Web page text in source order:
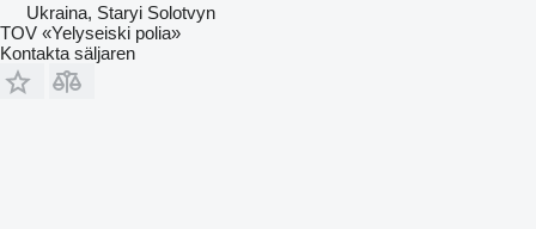
Ukraina, Staryi Solotvyn
TOV «Yelyseiski polia»
Kontakta säljaren